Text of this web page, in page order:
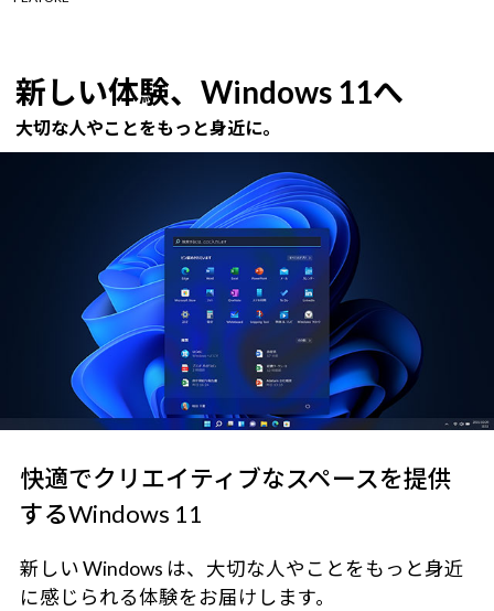
新しい体験、Windows 11へ
大切な人やことをもっと身近に。
快適でクリエイティブなスペースを提供
するWindows 11
新しい Windows は、大切な人やことをもっと身近
に感じられる体験をお届けします。